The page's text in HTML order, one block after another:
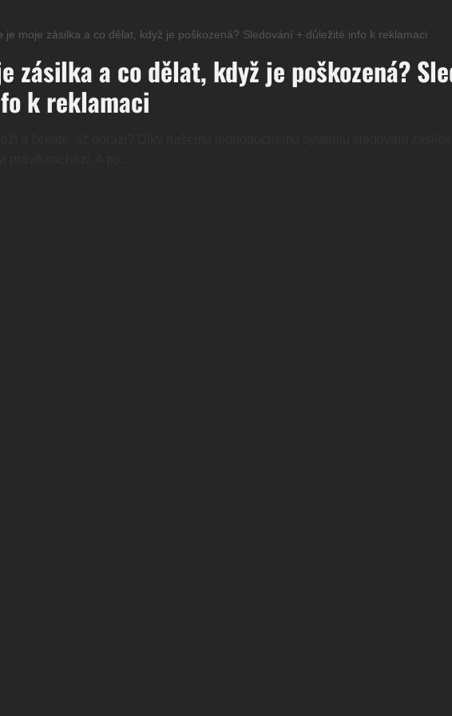
je moje zásilka a co dělat, když je poškozená? Sledování + důležité info k reklamaci
zásilka a co dělat, když je poškozená?
k reklamaci